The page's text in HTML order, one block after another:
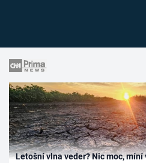
Letošní vlna veder? Nic moc,